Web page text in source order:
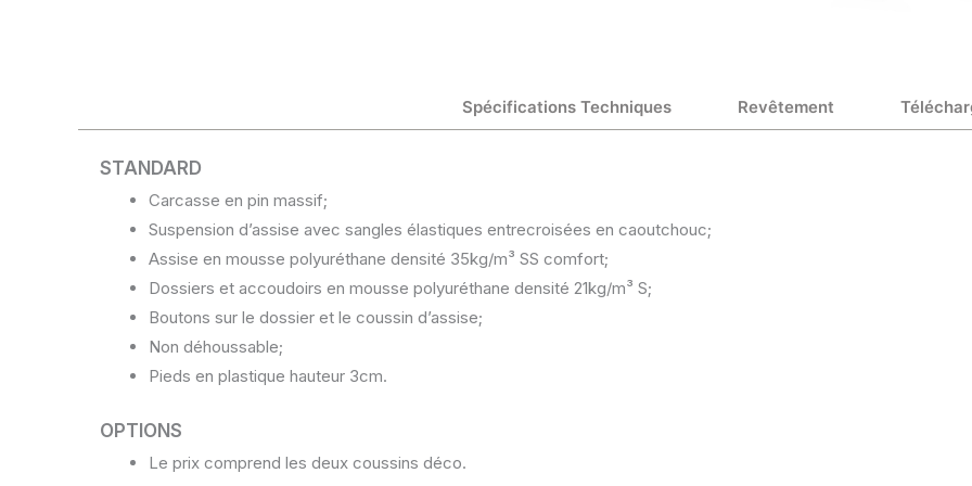
Spécifications Techniques Revêtement
STANDARD
Carcasse en pin massif;
Suspension d’assise avec sangles élastiques entrecroisées en caoutchouc;
Assise en mousse polyuréthane densité 35kg/m³ SS comfort;
Dossiers et accoudoirs en mousse polyuréthane densité 21kg/m³ S;
Boutons sur le dossier et le coussin d’assise;
Non déhoussable;
Pieds en plastique hauteur 3cm.
OPTIONS
Le prix comprend les deux coussins déco.